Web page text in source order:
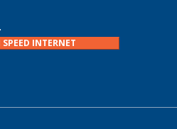
INTERNET